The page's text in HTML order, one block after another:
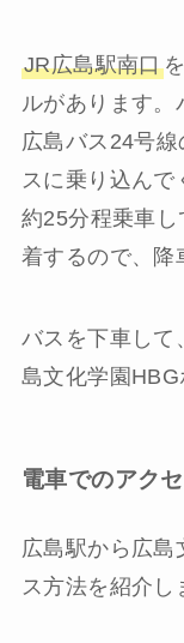
JR広島駅南口
ルがあります。
広島バス24号線
スに乗り込んで
約25分程乗車し
着するので、降
バスを下車して
島文化学園HBG
電車でのアク
広島駅から広島
ス方法を紹介し